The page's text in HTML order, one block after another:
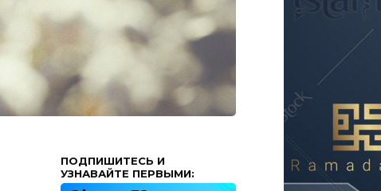
ПОДПИШИТЕСЬ И
УЗНАВАЙТЕ ПЕРВЫМИ: